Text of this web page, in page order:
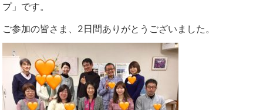
プ」です。
ご参加の皆さま、2日間ありがとうございました。